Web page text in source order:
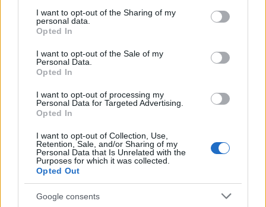
not limited to your visit or usage behaviour. You may click to
grant or deny consent to Google and its third-party tags to
use your data for below specified purposes in below Google
consent section.
I want to opt-out of the Sharing of my
personal data.
Opted In
I want to opt-out of the Sale of my
Personal Data.
Opted In
I want to opt-out of processing my
Personal Data for Targeted Advertising.
Opted In
I want to opt-out of Collection, Use,
Retention, Sale, and/or Sharing of my
Personal Data that Is Unrelated with the
Purposes for which it was collected.
Opted Out
Google consents
φυτικές ίνες, μπορεί να βοηθήσει στη διατήρηση
των επιπέδων σακχάρου και να αποτρέψει τις
Αρνητικές επιπτώσεις στη διάθεση
Οι υδατάνθρακες είναι σημαντικοί για την
παραγωγή σεροτονίνης, της «ορμόνης της
ευτυχίας». Η διακοπή τους μπορεί να επηρεάσει τα
επίπεδα σεροτονίνης, προκαλώντας πτώση στη
διάθεση και αυξημένα επίπεδα άγχους. Ωστόσο,
αυτό μπορεί να αντισταθμιστεί μέσω της
κατανάλωσης άλλων τροφών που περιέχουν